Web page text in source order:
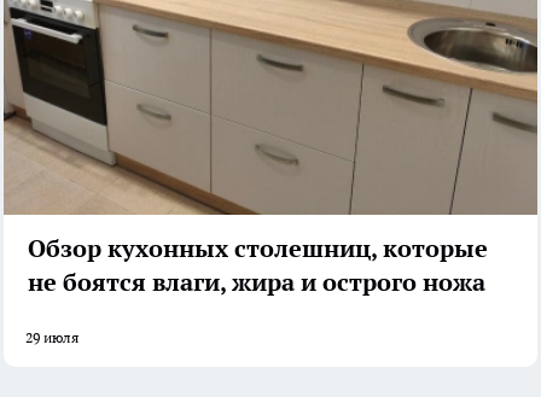
Обзор кухонных столешниц, которые
не боятся влаги, жира и острого ножа
29 июля